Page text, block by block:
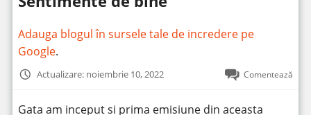
n
n
t
Adauga blogul în sursele tale de incredere pe
Google.
Actualizare: noiembrie 10, 2022 Comentează
Gata am inceput si prima emisiune din aceasta